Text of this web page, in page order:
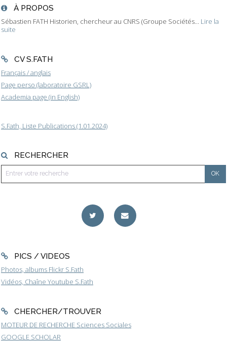
À PROPOS
Sébastien FATH Historien, chercheur au CNRS (Groupe Sociétés... Lire la
suite
CV S.FATH
Français / anglais
Page perso (laboratoire GSRL)
Academia page (in English)
S.Fath, Liste Publications (1.01.2024)
RECHERCHER
PICS / VIDEOS
Photos, albums Flickr S.Fath
Vidéos, Chaîne Youtube S.Fath
CHERCHER/TROUVER
MOTEUR DE RECHERCHE Sciences Sociales
GOOGLE SCHOLAR